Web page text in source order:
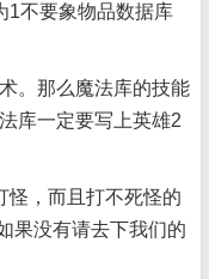
1不要象物品数据库
。那么魔法库的技能
库一定要写上英雄2
怪，而且打不死怪的
果没有请去下我们的